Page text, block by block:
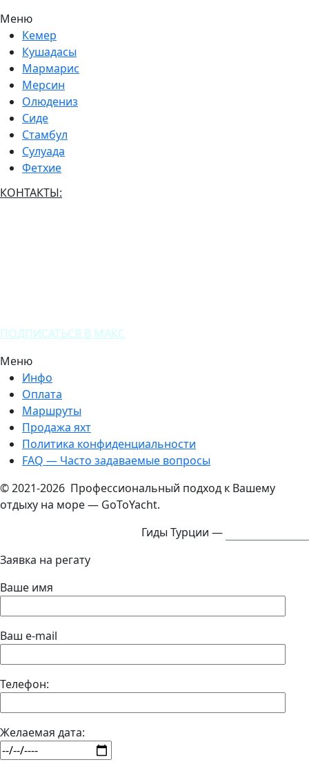
Меню
Кемер
Кушадасы
Мармарис
Мерсин
Олюдениз
Сиде
Стамбул
Сулуада
Фетхие
КОНТАКТЫ:
ПОДПИСАТЬСЯ В МАКС
Меню
Инфо
Оплата
Маршруты
Продажа яхт
Политика конфиденциальности
FAQ — Часто задаваемые вопросы
© 2021-2026 Профессиональный подход к Вашему
отдыху на море — GoToYacht.
Гиды Турции —
Заявка на регату
Ваше имя
Ваш e-mail
Телефон:
Желаемая дата: